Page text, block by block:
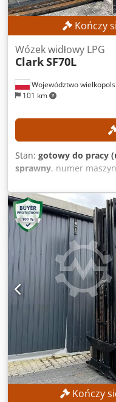
Kończy
Województwo
101 km
Wózek widłowy LPG
ClarkSF70L
Stan: gotowy do pracy
sprawny, numer
ładowność:7 000 kg,
rodzaj paliwa:gaz, typ
konstrukcyjna:3 600 mm
gwarantowana
DANE TECHNICZNE
podnoszenia: 5000 mm
Simplex Klasa ISO: 4
Gazowy Cjdpfx
3600 mm
rozstawu wideł
referencyjny: SL13276SP
Kończy